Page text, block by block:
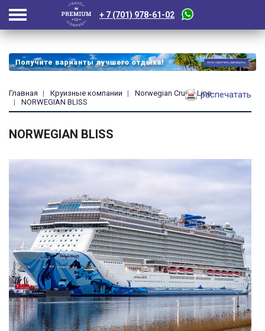
+ 7 (701) 978-61-02
Главная Круизные компании
Norwegian Cruise Line
NORWEGIAN BLISS
распечатать
NORWEGIAN BLISS